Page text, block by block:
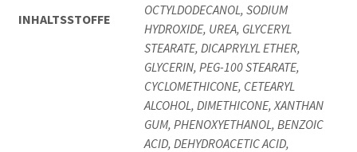
INHALTSSTOFFE
OCTYLDODECANOL, SODIUM
HYDROXIDE, UREA, GLYCERYL
STEARATE, DICAPRYLYL ETHER,
GLYCERIN, PEG-100 STEARATE,
CYCLOMETHICONE, CETEARYL
ALCOHOL, DIMETHICONE, XANTHAN
GUM, PHENOXYETHANOL, BENZOIC
ACID, DEHYDROACETIC ACID,